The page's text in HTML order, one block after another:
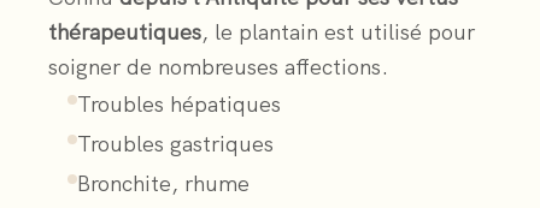
thérapeutiques, le plantain est utilisé pour
soigner de nombreuses affections.
Troubles hépatiques
Troubles gastriques
Bronchite, rhume